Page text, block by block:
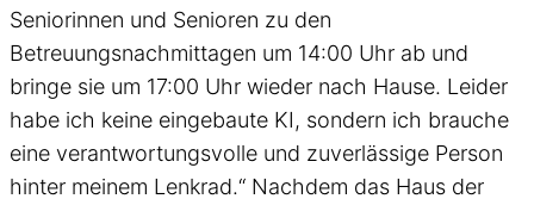
Seniorinnen und Senioren zu den
Betreuungsnachmittagen um 14:00 Uhr ab und
bringe sie um 17:00 Uhr wieder nach Hause. Leider
habe ich keine eingebaute KI, sondern ich brauche
eine verantwortungsvolle und zuverlässige Person
hinter meinem Lenkrad.“ Nachdem das Haus der